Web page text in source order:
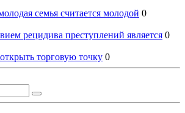
семья считается молодой 0
рецидива преступлений является 0
торговую точку 0